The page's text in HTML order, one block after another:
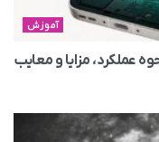
آموزش
عملکرد، مزایا و معایب